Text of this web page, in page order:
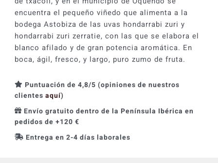
encuentra el pequeño viñedo que alimenta a la
bodega Astobiza de las uvas hondarrabi zuri y
hondarrabi zuri zerratie, con las que se elabora el
blanco afilado y de gran potencia aromática. En
boca, ágil, fresco, y largo, puro zumo de fruta.
Puntuación de 4,8/5 (opiniones de nuestros
clientes aquí)
Envío gratuito dentro de la Península Ibérica en
pedidos de +120 €
Entrega en 2-4 días laborales